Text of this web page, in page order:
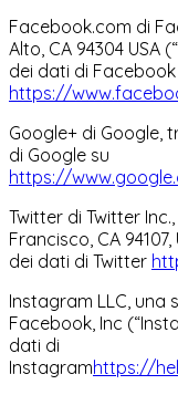
Facebook.com di
Alto, CA 94304 USA
dei dati di Facebook
https://
Google+ di Google,
di Google su
https://
Twitter di Twitter
Francisco, CA
dei dati di Twitter
Instagram LLC,
Facebook, Inc
dati di
Instagramhttps://